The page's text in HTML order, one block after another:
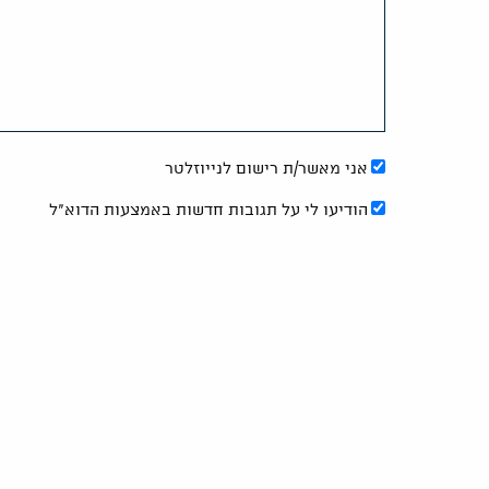
אני מאשר/ת רישום לנייוזלטר
הודיעו לי על תגובות חדשות באמצעות הדוא"ל